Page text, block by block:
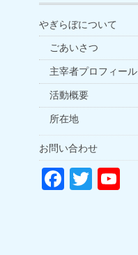
やぎらぼについて
ごあいさつ
主宰者プロフィール
活動概要
所在地
お問い合わせ
F
T